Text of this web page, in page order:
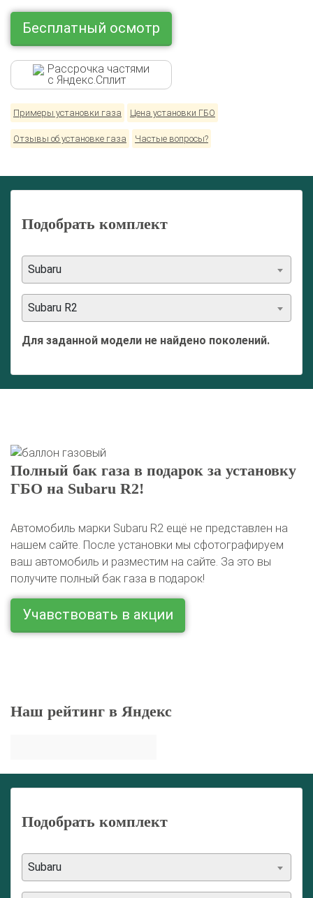
Бесплатный осмотр
Рассрочка частями
с Яндекс.Сплит
Примеры установки газа Цена установки ГБО
Отзывы об установке газа Частые вопросы?
Подобрать комплект
Subaru
Subaru R2
Для заданной модели не найдено поколений.
Полный бак газа в подарок за установку
ГБО на Subaru R2!
Автомобиль марки Subaru R2 ещё не представлен на
нашем сайте. После установки мы сфотографируем
ваш автомобиль и разместим на сайте. За это вы
получите полный бак газа в подарок!
Учавствовать в акции
Наш рейтинг в Яндекс
Подобрать комплект
Subaru